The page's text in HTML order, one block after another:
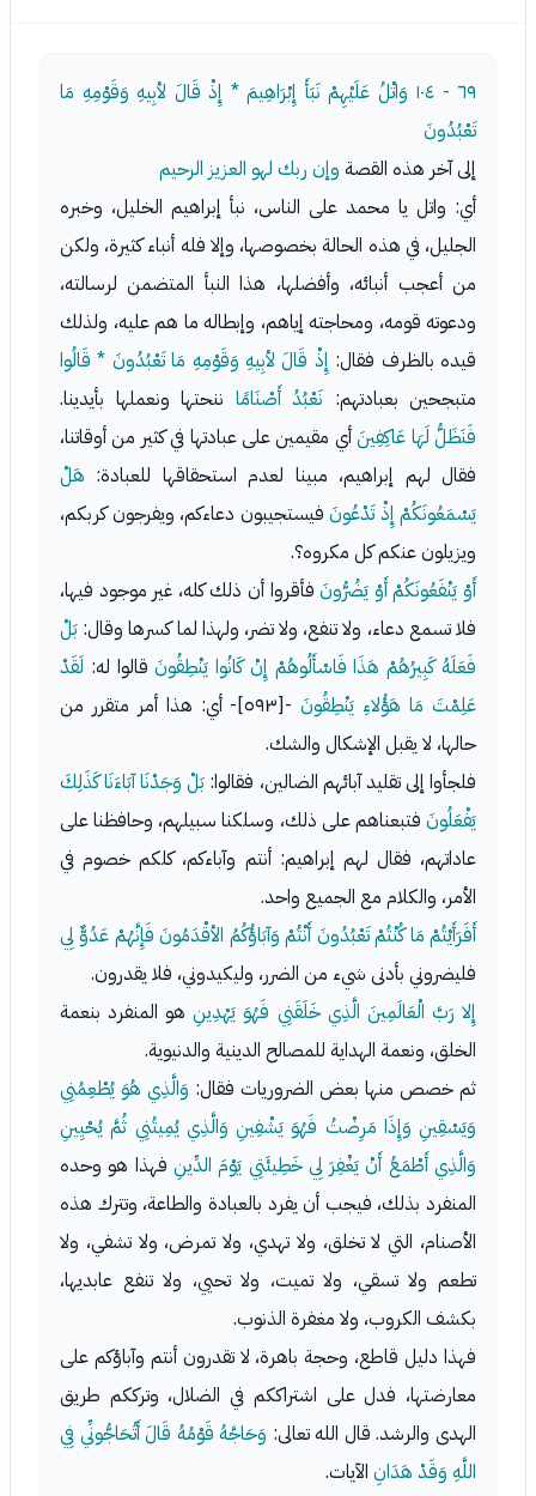
٦٩ - ١٠٤
وَاتْلُ عَلَيْهِمْ نَبَأَ إِبْرَاهِيمَ * إِذْ قَالَ لأبِيهِ وَقَوْمِهِ مَا
تَعْبُدُونَ
إلى آخر هذه القصة وإن ربك لهو العزيز الرحيم
أي: واتل يا محمد على الناس، نبأ إبراهيم الخليل، وخبره
الجليل، في هذه الحالة بخصوصها، وإلا فله أنباء كثيرة، ولكن
من أعجب أنبائه، وأفضلها، هذا النبأ المتضمن لرسالته،
ودعوته قومه، ومحاجته إياهم، وإبطاله ما هم عليه، ولذلك
قيده بالظرف فقال: إِذْ قَالَ لأبِيهِ وَقَوْمِهِ مَا تَعْبُدُونَ * قَالُوا
متبجحين بعبادتهم: نَعْبُدُ أَصْنَامًا ننحتها ونعملها بأيدينا.
فَنَظَلُّ لَهَا عَاكِفِينَأي مقيمين على عبادتها في كثير من أوقاتنا،
فقال لهم إبراهيم، مبينا لعدم استحقاقها للعبادة: هَلْ
يَسْمَعُونَكُمْ إِذْ تَدْعُونَ فيستجيبون دعاءكم، ويفرجون كربكم،
ويزيلون عنكم كل مكروه؟.
أَوْ يَنْفَعُونَكُمْ أَوْ يَضُرُّونَفأقروا أن ذلك كله، غير موجود فيها،
فلا تسمع دعاء، ولا تنفع، ولا تضر، ولهذا لما كسرها وقال: بَلْ
فَعَلَهُ كَبِيرُهُمْ هَذَا فَاسْأَلُوهُمْ إِنْ كَانُوا يَنْطِقُونَقالوا له: لَقَدْ
عَلِمْتَ مَا هَؤُلاءِ يَنْطِقُونَ
-[٥٩٣]- أي: هذا أمر متقرر من
حالها، لا يقبل الإشكال والشك.
فلجأوا إلى تقليد آبائهم الضالين، فقالوا: بَلْ وَجَدْنَا آبَاءَنَا كَذَلِكَ
يَفْعَلُونَ فتبعناهم على ذلك، وسلكنا سبيلهم، وحافظنا على
عاداتهم، فقال لهم إبراهيم: أنتم وآباءكم، كلكم خصوم في
الأمر، والكلام مع الجميع واحد.
أَفَرَأَيْتُمْ مَا كُنْتُمْ تَعْبُدُونَ أَنْتُمْ وَآبَاؤُكُمُ الأقْدَمُونَ فَإِنَّهُمْ عَدُوٌّ لِي
فليضروني بأدنى شيء من الضرر، وليكيدوني، فلا يقدرون.
إِلا رَبَّ الْعَالَمِينَ الَّذِي خَلَقَنِي فَهُوَ يَهْدِينِهو المنفرد بنعمة
الخلق، ونعمة الهداية للمصالح الدينية والدنيوية.
ثم خصص منها بعض الضروريات فقال: وَالَّذِي هُوَ يُطْعِمُنِي
وَيَسْقِينِ وَإِذَا مَرِضْتُ فَهُوَ يَشْفِينِ وَالَّذِي يُمِيتُنِي ثُمَّ يُحْيِينِ
وَالَّذِي أَطْمَعُ أَنْ يَغْفِرَ لِي خَطِيئَتِي يَوْمَ الدِّينِ فهذا هو وحده
المنفرد بذلك، فيجب أن يفرد بالعبادة والطاعة، وتترك هذه
الأصنام، التي لا تخلق، ولا تهدي، ولا تمرض، ولا تشفي، ولا
تطعم ولا تسقي، ولا تميت، ولا تحيي، ولا تنفع عابديها،
بكشف الكروب، ولا مغفرة الذنوب.
فهذا دليل قاطع، وحجة باهرة، لا تقدرون أنتم وآباؤكم على
معارضتها، فدل على اشتراككم في الضلال، وترككم طريق
الهدى والرشد. قال الله تعالى: وَحَاجَّهُ قَوْمُهُ قَالَ أَتُحَاجُّونِّي فِي
اللَّهِ وَقَدْ هَدَانِ الآيات.